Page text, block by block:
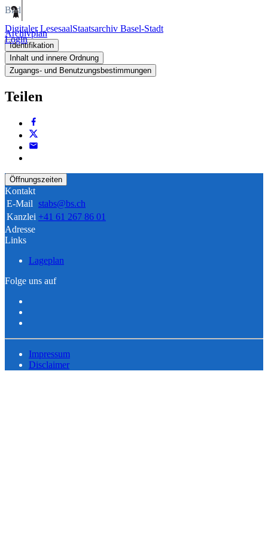
Digitaler LesesaalStaatsarchiv Basel-Stadt
Login
Bild
Archivplan
Identifikation
Inhalt und innere Ordnung
Zugangs- und Benutzungsbestimmungen
Teilen
Öffnungszeiten
Kontakt
E-Mail stabs@bs.ch
Kanzlei +41 61 267 86 01
Adresse
Links
Lageplan
Folge uns auf
Impressum
Disclaimer